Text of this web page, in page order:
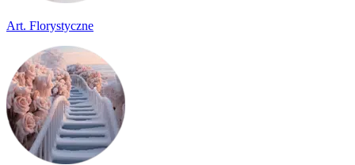
Art. Florystyczne